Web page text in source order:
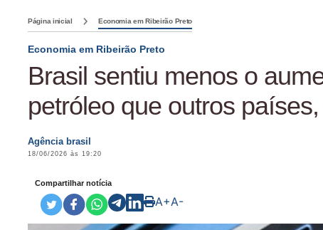
Página inicial Economia em Ribeirão Preto
Economia em Ribeirão Preto
Brasil sentiu menos o
petróleo que outros
Agência brasil
18/06/2026 às 19:20
Compartilhar notícia
A+A-